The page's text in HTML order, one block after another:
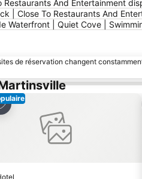
And Entertainment
| Close To Restaurants And
Waterfront | Quiet Cove |
de réservation changent
à mes favoris